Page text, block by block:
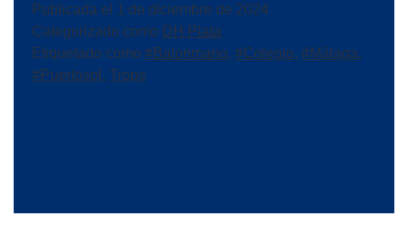
Publicada el
1 de diciembre de 2024
Categorizado como DH Plata
Etiquetado como #Balonmano, #Colegio, #Málaga,
#Puertosol , Trops